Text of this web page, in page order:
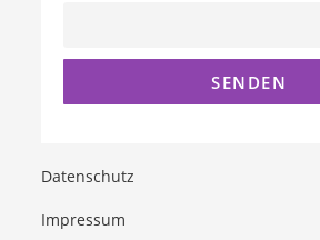
Datenschutz
Impressum